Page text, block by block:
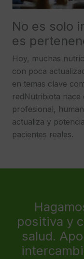
No es solo
es
Hoy, muchas
con poca
en temas clave
redNutribiota nace
profesional,
actualiza y
pacientes reales.
positiva y
salud.